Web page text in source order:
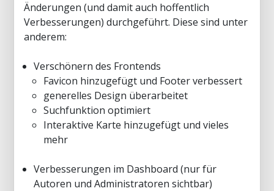
Änderungen (und damit auch hoffentlich
Verbesserungen) durchgeführt. Diese sind unter
anderem:
Verschönern des Frontends
Favicon hinzugefügt und Footer verbessert
generelles Design überarbeitet
Suchfunktion optimiert
Interaktive Karte hinzugefügt und vieles
mehr
Verbesserungen im Dashboard (nur für
Autoren und Administratoren sichtbar)